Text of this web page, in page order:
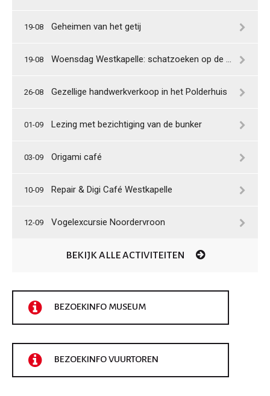
19-08 Geheimen van het getij
19-08 Woensdag Westkapelle: schatzoeken op de Shantykade
26-08 Gezellige handwerkverkoop in het Polderhuis
01-09 Lezing met bezichtiging van de bunker
03-09 Origami café
10-09 Repair & Digi Café Westkapelle
12-09 Vogelexcursie Noordervroon
BEKIJK ALLE ACTIVITEITEN
BEZOEKINFO MUSEUM
BEZOEKINFO VUURTOREN